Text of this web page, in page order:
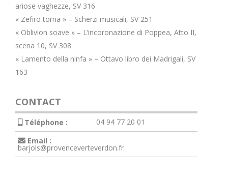
ariose vaghezze, SV 316
« Zefiro torna » – Scherzi musicali, SV 251
« Oblivion soave » – L’incoronazione di Poppea, Atto II,
scena 10, SV 308
« Lamento della ninfa » – Ottavo libro dei Madrigali, SV
163
CONTACT
Téléphone :
04 94 77 20 01
Email :
barjols@provenceverteverdon.fr